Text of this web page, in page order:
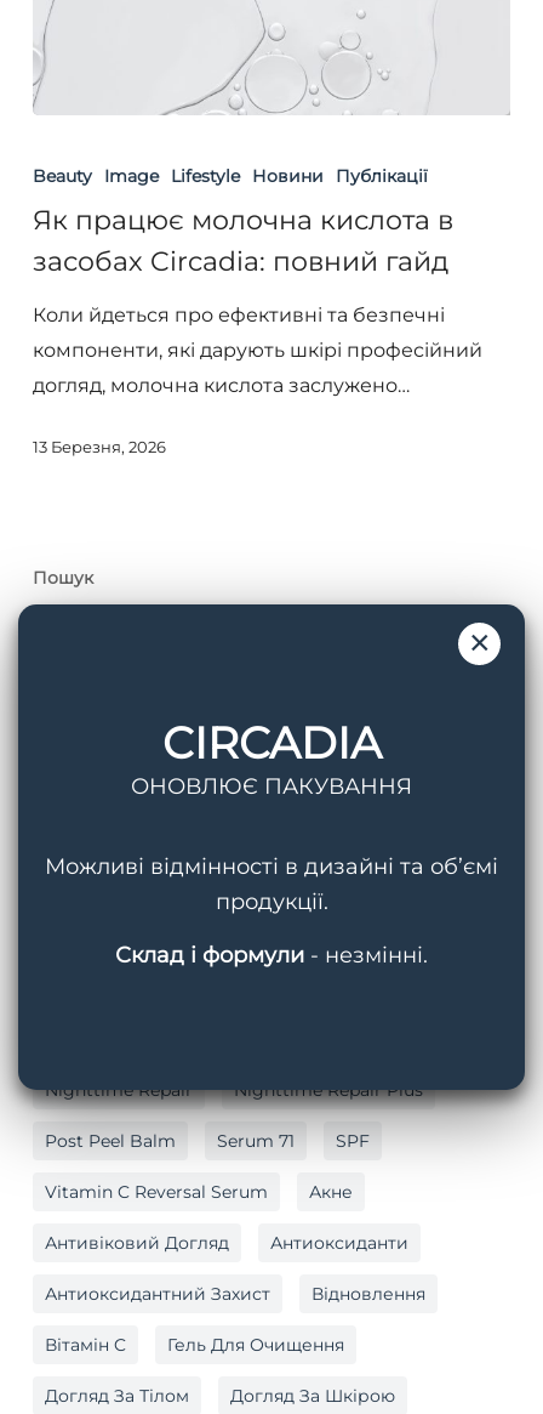
працює
кислота
в
засобах
Circadia:
повний
Beauty Image Lifestyle Новини Публікації
Як працює молочна кислота в
засобах Circadia: повний гайд
Коли йдеться про ефективні та безпечні
компоненти, які дарують шкірі професійний
догляд, молочна кислота заслужено…
13 Березня, 2026
Пошук
Nighttime Repair Nighttime Repair Plus
Post Peel Balm Serum 71 SPF
Vitamin C Reversal Serum Акне
Антивіковий Догляд Антиоксиданти
Антиоксидантний Захист Відновлення
Вітамін C Гель Для Очищення
Догляд За Тілом Догляд За Шкірою
×
CIRCADIA
ОНОВЛЮЄ ПАКУВАННЯ
Можливі відмінності в дизайні та об’ємі
продукції.
Склад і формули - незмінні.